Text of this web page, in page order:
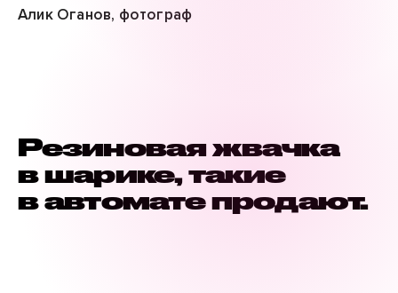
Алик Оганов, фотограф
Резиновая жвачка
в шарике, такие
в автомате продают.